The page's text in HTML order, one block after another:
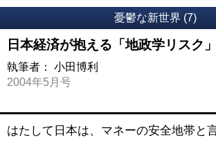
憂鬱な新世界 (7)
日本経済が抱える「地政学リスク
執筆者： 小田博利
2004年5月号
はたして日本は、マネーの安全地帯と